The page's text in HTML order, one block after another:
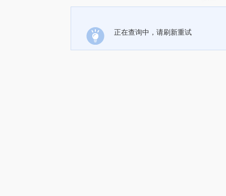
正在查询中，请刷新重试